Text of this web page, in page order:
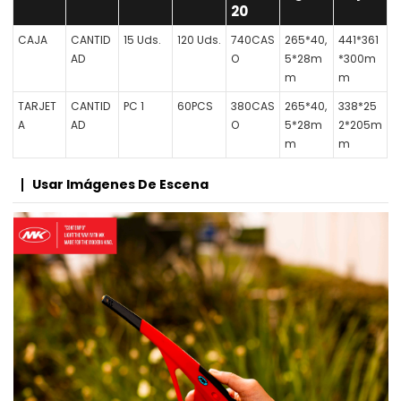
20
CAJA
CANTID
AD
15 Uds. 120 Uds.
740CAS
O
265*40,
5*28m
m
441*361
*300m
m
TARJET
A
CANTID
AD
PC 1 60PCS
380CAS
O
265*40,
5*28m
m
338*25
2*205m
m
Usar Imágenes De Escena